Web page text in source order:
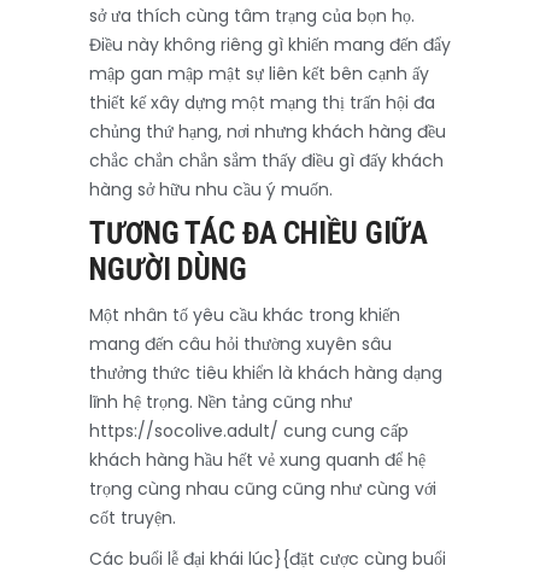
sở ưa thích cùng tâm trạng của bọn họ.
Điều này không riêng gì khiến mang đến đẩy
mập gan mập mật sự liên kết bên cạnh ấy
thiết kế xây dựng một mạng thị trấn hội đa
chủng thứ hạng, nơi nhưng khách hàng đều
chắc chắn chắn sắm thấy điều gì đấy khách
hàng sở hữu nhu cầu ý muốn.
TƯƠNG TÁC ĐA CHIỀU GIỮA
NGƯỜI DÙNG
Một nhân tố yêu cầu khác trong khiến
mang đến câu hỏi thường xuyên sâu
thưởng thức tiêu khiển là khách hàng dạng
lĩnh hệ trọng. Nền tảng cũng như
https://socolive.adult/ cung cung cấp
khách hàng hầu hết vẻ xung quanh để hệ
trọng cùng nhau cũng cũng như cùng với
cốt truyện.
Các buổi lễ đại khái lúc}{đặt cược cùng buổi